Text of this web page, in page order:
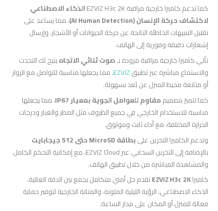
كما تدعم كاميرا خارجية مراقبة EZVIZ H3c 2K
الذكاء الاصطناعي
لاكتشاف حركة الإنسان (AI Human Detection)
، مما يساعد على
تقليل التنبيهات الخاطئة الناتجة عن حركة الحيوانات أو الأشجار، وإرسال
إشعارات دقيقة وفورية إلى الهاتف.
تأتي كاميرا خارجية مراقبة مزودة بـصوت ثنائي الاتجاهيتيح لك التحدث
والاستماع مباشرة عبر تطبيق
، مما يجعلها مناسبة للتواصل مع الزوار
أو متابعة محيط المنزل عن بُعد بسهولة.
كما تتميز بتصميممقاوم للعوامل الجوية بمعيار IP67
، مما يجعلها
مناسبة للاستخدام الخارجي في جميع الظروف مثل المطر والغبار ودرجات
الحرارة المختلفة، مع أداء ثابت وموثوق.
وتدعم الكاميرا التخزين علىبطاقة MicroSD حتى 512 جيجابايت
بالإضافة إلى التخزين السحابي عبر EZVIZ Cloud، مع إمكانية التحكم الكامل
والمشاهدة المباشرة من خلال تطبيق الهاتف.
كاميراEZVIZ H3c 2Kتقدم حل أمني متكامل يجمع بين الدقة العالية،
الذكاء الاصطناعي، الرؤية الليلية الملونة، والمتانة الخارجية لتوفير حماية
فعالة للمنزل أو المكان على مدار الساعة.